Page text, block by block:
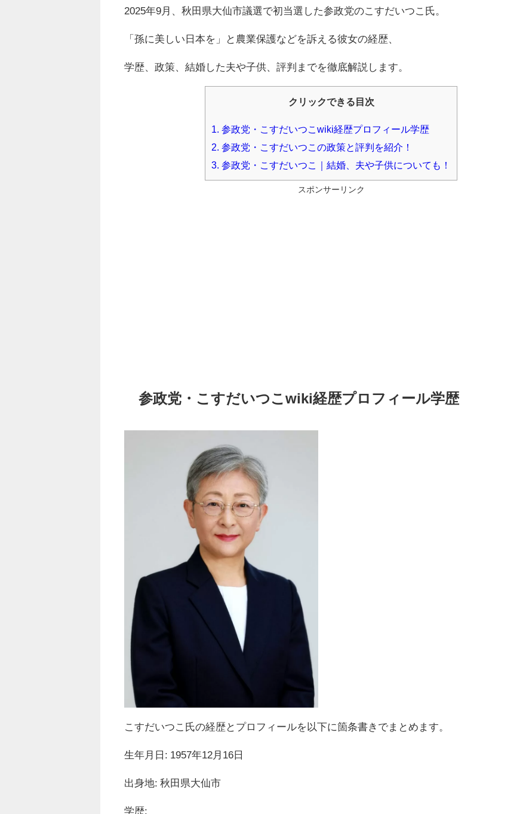
2025年9月、秋田県大仙市議選で初当選した参政党のこすだいつこ氏。
「孫に美しい日本を」と農業保護などを訴える彼女の経歴、
学歴、政策、結婚した夫や子供、評判までを徹底解説します。
クリックできる目次
1.
参政党・こすだいつこwiki経歴プロフィール学歴
2. 参政党・こすだいつこの政策と評判を紹介！
3. 参政党・こすだいつこ｜結婚、夫や子供についても！
スポンサーリンク
参政党・こすだいつこwiki経歴プロフィール学歴
こすだいつこ氏の経歴とプロフィールを以下に箇条書きでまとめます。
生年月日: 1957年12月16日
出身地: 秋田県大仙市
学歴: